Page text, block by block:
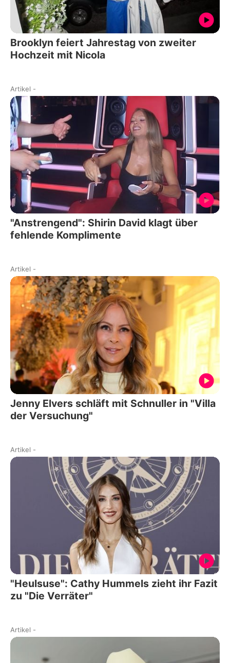
Brooklyn feiert Jahrestag von zweiter
Hochzeit mit Nicola
Artikel -
"Anstrengend": Shirin David klagt über
fehlende Komplimente
Artikel -
Jenny Elvers schläft mit Schnuller in "Villa
der Versuchung"
Artikel -
"Heulsuse": Cathy Hummels zieht ihr Fazit
zu "Die Verräter"
Artikel -